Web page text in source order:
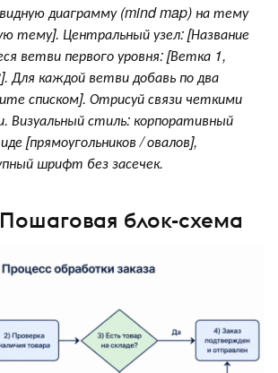
диаграмму (mind map) на тему
тему]. Центральный узел: [Название
ветви первого уровня: [Ветка 1,
Для каждой ветви добавь по два
списком]. Отрисуй связи четкими
Визуальный стиль: корпоративный
[прямоугольников / овалов],
шрифт без засечек.
блок-схема